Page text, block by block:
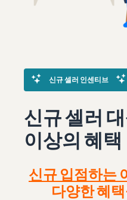
신규 셀러 인센티브
신규 셀러
이상의 혜택
신규 입점하는
다양한 혜